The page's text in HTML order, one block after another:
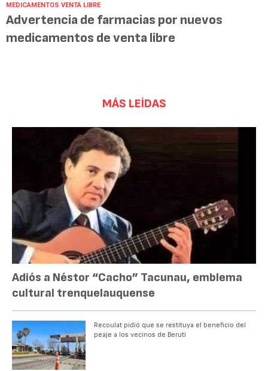
MEDICAMENTOS VENTA LIBRE
Advertencia de farmacias por nuevos
medicamentos de venta libre
MÁS LEÍDAS
Adiós a Néstor “Cacho” Tacunau, emblema
cultural trenquelauquense
Recoulat pidió que se restituya el beneficio del
peaje a los vecinos de Beruti